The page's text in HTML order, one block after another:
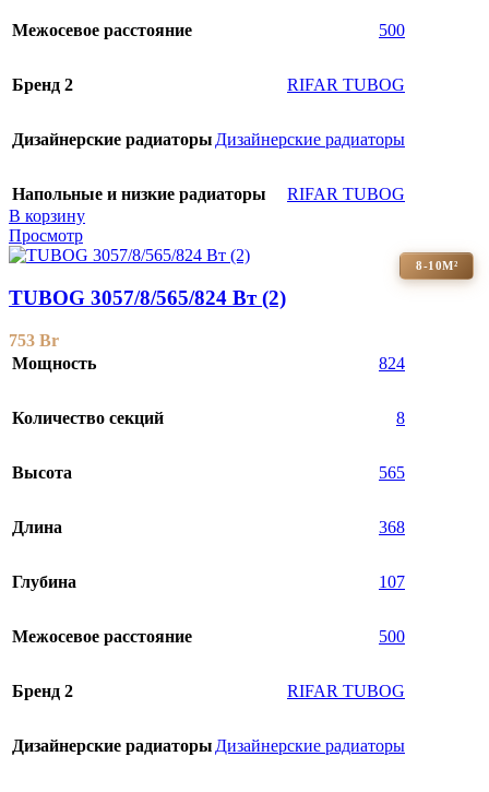
Межосевое расстояние 500
Бренд 2 RIFAR TUBOG
Дизайнерские радиаторы Дизайнерские радиаторы
Напольные и низкие радиаторы
RIFAR TUBOG
В корзину
Просмотр
8-10М²
TUBOG 3057/8/565/824 Вт (2)
753 Br
Мощность
824
Количество секций 8
Высота 565
Длина 368
Глубина 107
Межосевое расстояние 500
Бренд 2 RIFAR TUBOG
Дизайнерские радиаторы Дизайнерские радиаторы